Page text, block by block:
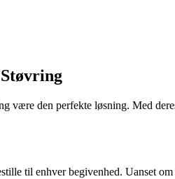
den perfekte løsning. Med
til enhver begivenhed. Uanset